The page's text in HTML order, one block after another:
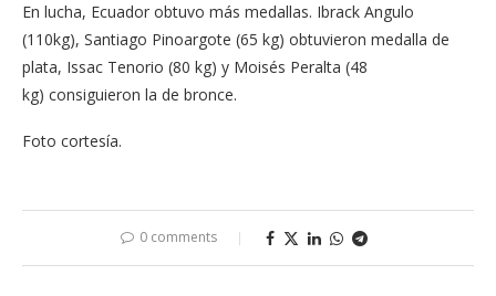
En lucha, Ecuador obtuvo más medallas. Ibrack Angulo
(110kg), Santiago Pinoargote (65 kg) obtuvieron medalla de
plata, Issac Tenorio (80 kg) y Moisés Peralta (48
kg) consiguieron la de bronce.
Foto cortesía.
0 comments